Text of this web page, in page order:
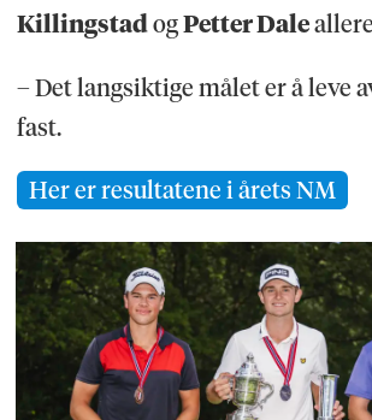
KillingstadogPetter Dale
– Det langsiktige målet er å leve
fast.
Her er resultatene i årets NM